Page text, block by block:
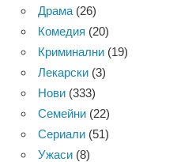
Драма (26)
Комедия (20)
Криминални (19)
Лекарски (3)
Нови (333)
Семейни (22)
Сериали (51)
Ужаси (8)